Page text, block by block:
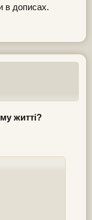
в дописах.
житті?